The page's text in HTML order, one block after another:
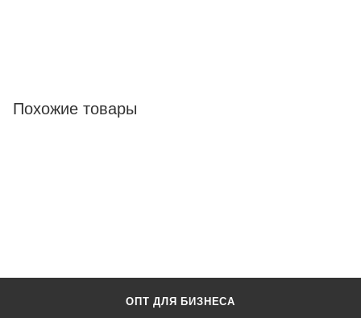
Похожие товары
ОПТ ДЛЯ БИЗНЕСА